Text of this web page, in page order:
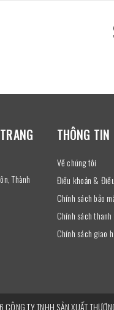
Thành
THÔNG TIN
Về chúng tôi
Điều khoản &
Chính sách bảo
Chính sách
Chính sách giao
TY TNHH SẢN XUẤT